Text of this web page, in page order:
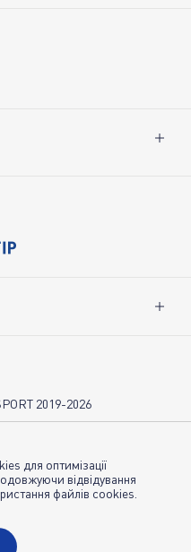
2019-2026
для оптимізації
відвідування
файлів cookies.